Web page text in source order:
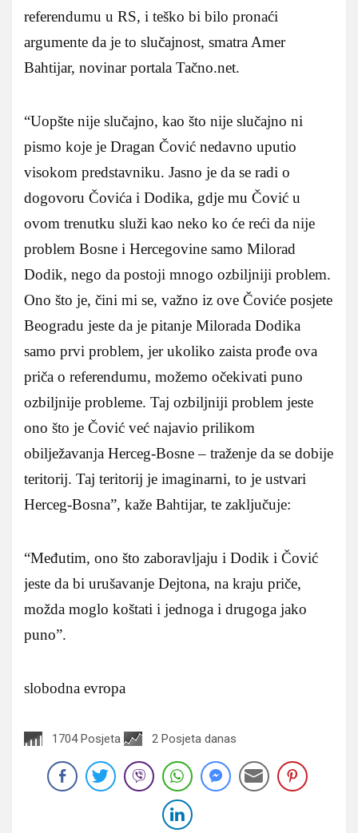
referendumu u RS, i teško bi bilo pronaći
argumente da je to slučajnost, smatra Amer
Bahtijar, novinar portala Tačno.net.
“Uopšte nije slučajno, kao što nije slučajno ni
pismo koje je Dragan Čović nedavno uputio
visokom predstavniku. Jasno je da se radi o
dogovoru Čovića i Dodika, gdje mu Čović u
ovom trenutku služi kao neko ko će reći da nije
problem Bosne i Hercegovine samo Milorad
Dodik, nego da postoji mnogo ozbiljniji problem.
Ono što je, čini mi se, važno iz ove Čoviće posjete
Beogradu jeste da je pitanje Milorada Dodika
samo prvi problem, jer ukoliko zaista prođe ova
priča o referendumu, možemo očekivati puno
ozbiljnije probleme. Taj ozbiljniji problem jeste
ono što je Čović već najavio prilikom
obilježavanja Herceg-Bosne – traženje da se dobije
teritorij. Taj teritorij je imaginarni, to je ustvari
Herceg-Bosna”, kaže Bahtijar, te zaključuje:
“Međutim, ono što zaboravljaju i Dodik i Čović
jeste da bi urušavanje Dejtona, na kraju priče,
možda moglo koštati i jednoga i drugoga jako
puno”.
slobodna evropa
1704 Posjeta 2 Posjeta danas